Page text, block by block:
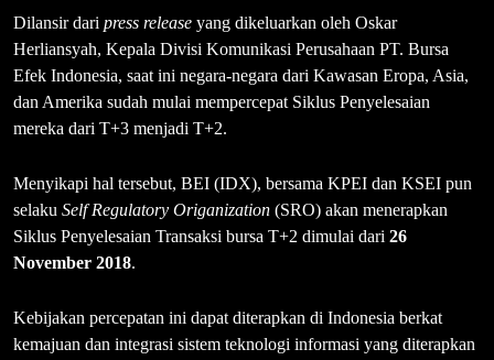
Dilansir dari press release yang dikeluarkan oleh Oskar
Herliansyah, Kepala Divisi Komunikasi Perusahaan PT. Bursa
Efek Indonesia, saat ini negara-negara dari Kawasan Eropa, Asia,
dan Amerika sudah mulai mempercepat Siklus Penyelesaian
mereka dari T+3 menjadi T+2.
Menyikapi hal tersebut, BEI (IDX), bersama KPEI dan KSEI pun
selaku Self Regulatory Origanization (SRO) akan menerapkan
Siklus Penyelesaian Transaksi bursa T+2 dimulai dari 26
November 2018.
Kebijakan percepatan ini dapat diterapkan di Indonesia berkat
kemajuan dan integrasi sistem teknologi informasi yang diterapkan